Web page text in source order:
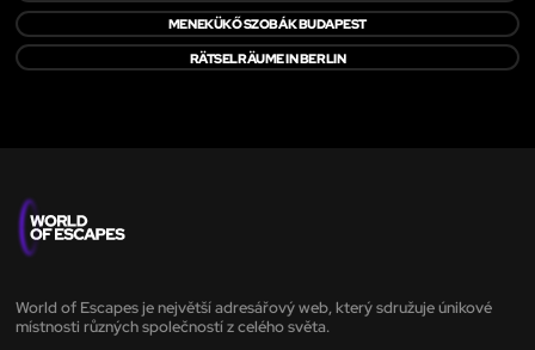
MENEKÜKŐ SZOBÁK BUDAPEST
RÄTSELRÄUME IN BERLIN
World of Escapes je největší adresářový web, který sdružuje únikové
místnosti různých společností z celého světa.